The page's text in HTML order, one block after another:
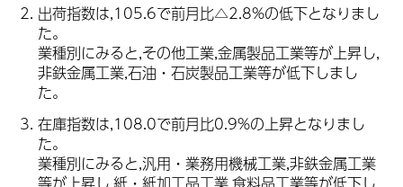
出荷指数は,105.6で前月比△2.8%の低下となりまし
た。
業種別にみると,その他工業,金属製品工業等が上昇し,
非鉄金属工業,石油・石炭製品工業等が低下しまし
た。
在庫指数は,108.0で前月比0.9%の上昇となりまし
た。
業種別にみると,汎用・業務用機械工業,非鉄金属工業